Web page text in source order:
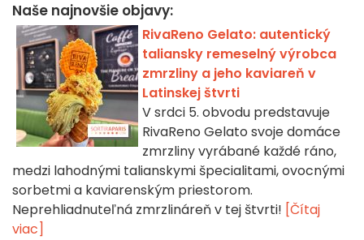
Naše najnovšie objavy:
RivaReno Gelato: autentický
taliansky remeselný výrobca
zmrzliny a jeho kaviareň v
Latinskej štvrti
V srdci 5. obvodu predstavuje
RivaReno Gelato svoje domáce
zmrzliny vyrábané každé ráno,
medzi lahodnými talianskymi špecialitami, ovocnými
sorbetmi a kaviarenským priestorom.
Neprehliadnuteľná zmrzlináreň v tej štvrti! [Čítaj
viac]